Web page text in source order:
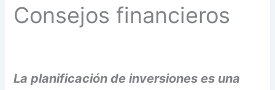
Consejos financieros
La planificación de inversiones es una